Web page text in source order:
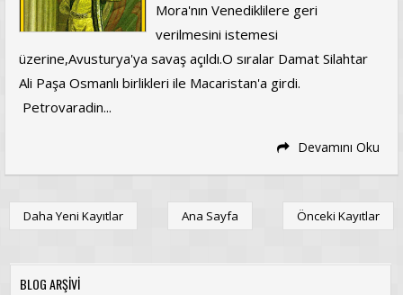
Mora'nın Venediklilere geri
verilmesini istemesi
üzerine,Avusturya'ya savaş açıldı.O sıralar Damat Silahtar
Ali Paşa Osmanlı birlikleri ile Macaristan'a girdi.
Petrovaradin...
Devamını Oku
Daha Yeni Kayıtlar Önceki Kayıtlar
Ana Sayfa
BLOG ARŞİVİ